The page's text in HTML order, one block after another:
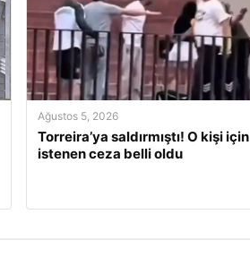
Ağustos 5, 2026
Torreira’ya saldırmıştı! O kişi için
istenen ceza belli oldu